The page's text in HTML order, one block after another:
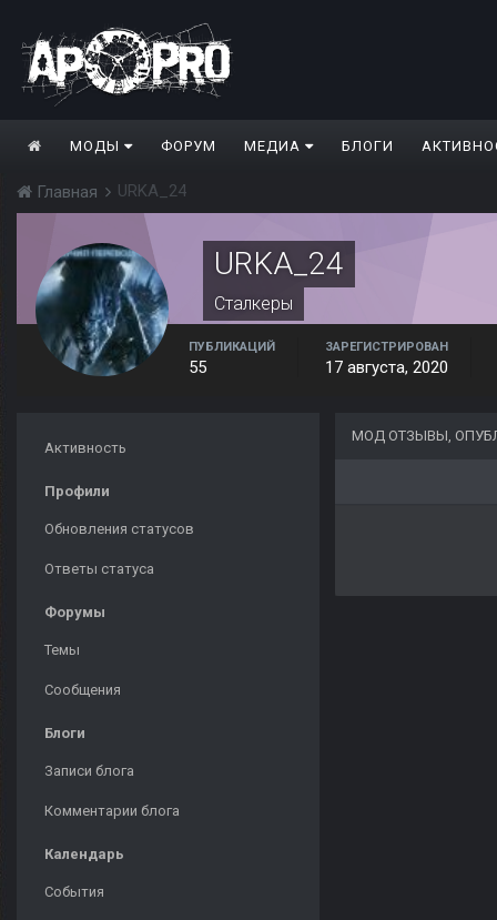
МОДЫ ФОРУМ МЕДИА БЛОГИ
Главная URKA_24
URKA_24
Сталкеры
ПУБЛИКАЦИЙ
55
ЗАРЕГИСТРИРОВАН
17 августа, 2020
Активность
Профили
Обновления статусов
Ответы статуса
Форумы
Темы
Сообщения
Блоги
Записи блога
Комментарии блога
Календарь
События
МОД ОТЗЫВЫ,